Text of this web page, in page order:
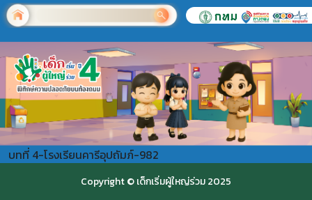
บทที่ 4-โรงเรียนคารีอุปถัมภ์-982
Copyright © เด็กเริ่มผู้ใหญ่ร่วม 2025